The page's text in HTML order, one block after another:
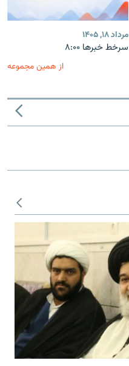
مرداد ۱۸, ۱۴۰۵
سرخط خبرها ۸:۰۰
از همین مجموعه